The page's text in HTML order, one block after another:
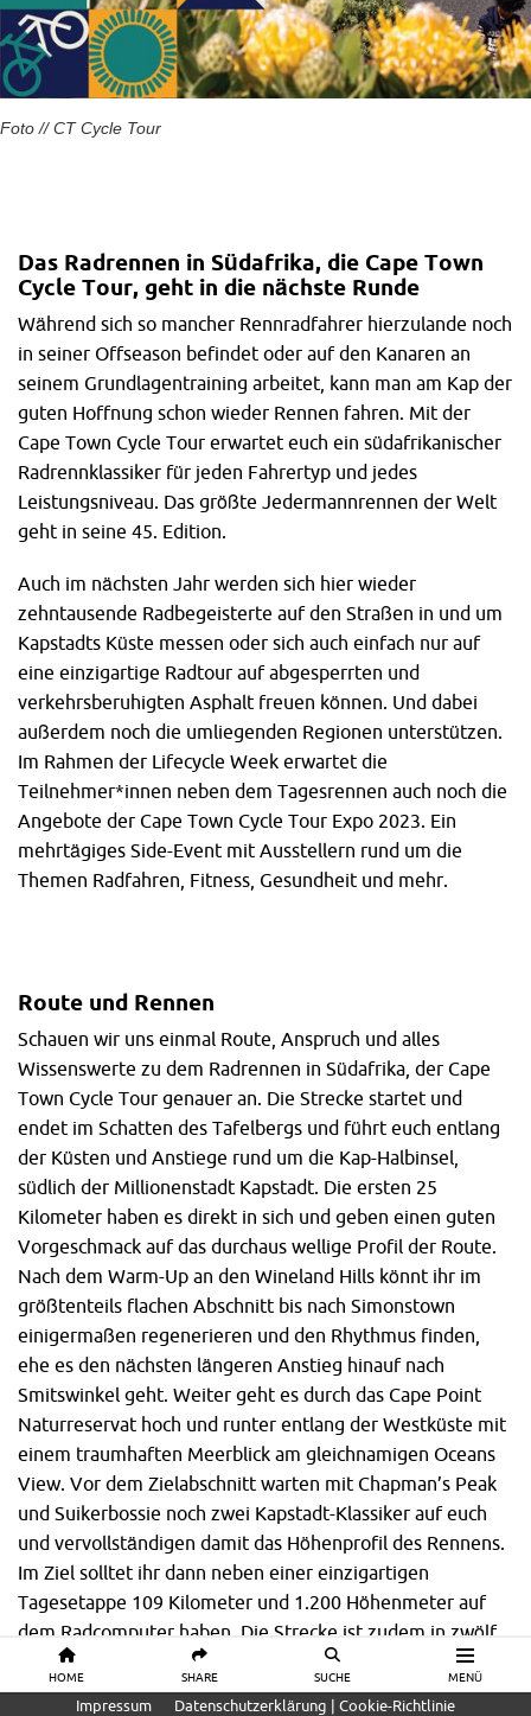
HOME SHARE SUCHE MENÜ
Foto // CT Cycle Tour​
Das Radrennen in Südafrika, die Cape Town
Cycle Tour, geht in die nächste Runde
Während sich so mancher Rennradfahrer hierzulande noch
in seiner Offseason befindet oder auf den Kanaren an
seinem Grundlagentraining arbeitet, kann man am Kap der
guten Hoffnung schon wieder Rennen fahren. Mit der
Cape Town Cycle Tour erwartet euch ein südafrikanischer
Radrennklassiker für jeden Fahrertyp und jedes
Leistungsniveau. Das größte Jedermannrennen der Welt
geht in seine 45. Edition.
Auch im nächsten Jahr werden sich hier wieder
zehntausende Radbegeisterte auf den Straßen in und um
Kapstadts Küste messen oder sich auch einfach nur auf
eine einzigartige Radtour auf abgesperrten und
verkehrsberuhigten Asphalt freuen können. Und dabei
außerdem noch die umliegenden Regionen unterstützen.
Im Rahmen der Lifecycle Week erwartet die
Teilnehmer*innen neben dem Tagesrennen auch noch die
Angebote der Cape Town Cycle Tour Expo 2023. Ein
mehrtägiges Side-Event mit Ausstellern rund um die
Themen Radfahren, Fitness, Gesundheit und mehr.
Route und Rennen
Schauen wir uns einmal Route, Anspruch und alles
Wissenswerte zu dem Radrennen in Südafrika, der Cape
Town Cycle Tour genauer an. Die Strecke startet und
endet im Schatten des Tafelbergs und führt euch entlang
der Küsten und Anstiege rund um die Kap-Halbinsel,
südlich der Millionenstadt Kapstadt. Die ersten 25
Kilometer haben es direkt in sich und geben einen guten
Vorgeschmack auf das durchaus wellige Profil der Route.
Nach dem Warm-Up an den Wineland Hills könnt ihr im
größtenteils flachen Abschnitt bis nach Simonstown
einigermaßen regenerieren und den Rhythmus finden,
ehe es den nächsten längeren Anstieg hinauf nach
Smitswinkel geht. Weiter geht es durch das Cape Point
Naturreservat hoch und runter entlang der Westküste mit
einem traumhaften Meerblick am gleichnamigen Oceans
View. Vor dem Zielabschnitt warten mit Chapman’s Peak
und Suikerbossie noch zwei Kapstadt-Klassiker auf euch
und vervollständigen damit das Höhenprofil des Rennens.
Im Ziel solltet ihr dann neben einer einzigartigen
Tagesetappe 109 Kilometer und 1.200 Höhenmeter auf
dem Radcomputer haben. Die Strecke ist zudem in zwölf
Checkpoints unterteilt. Hier werdet ihr bei Bedarf von
Mechanikern, Physios oder gegebenenfalls auch
Impressum Datenschutzerklärung | Cookie-Richtlinie